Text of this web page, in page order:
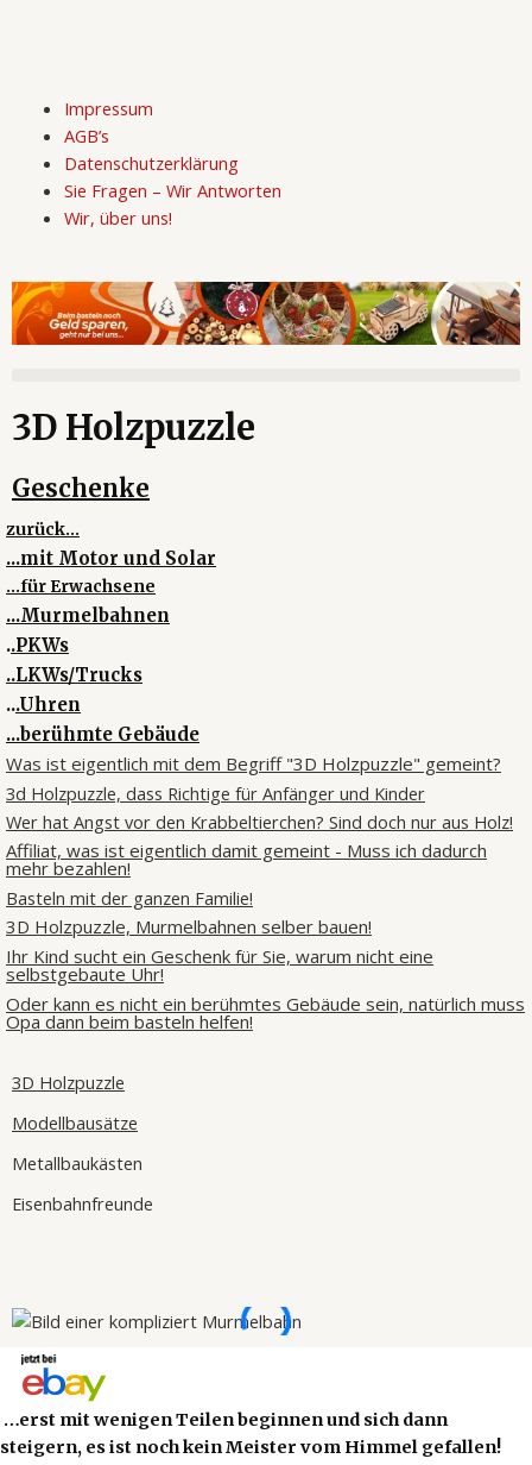
Impressum
AGB’s
Datenschutzerklärung
Sie Fragen – WirAntworten
Wir, über uns!
3D Holzpuzzle
Geschenke
zurück...
...mit Motor und Solar
...für Erwachsene
...Murmelbahnen
..PKWs
..LKWs/Trucks
...Uhren
...berühmte Gebäude
Was ist eigentlich mit dem Begriff "3D Holzpuzzle" gemeint?
3d Holzpuzzle, dass Richtige für Anfänger und Kinder
Wer hat Angst vor den Krabbeltierchen? Sind doch nur aus Holz!
Affiliat, was ist eigentlich damit gemeint - Muss ich dadurch
mehr bezahlen!
Basteln mit der ganzen Familie!
3D Holzpuzzle, Murmelbahnen selber bauen!
Ihr Kind sucht ein Geschenk für Sie, warum nicht eine
selbstgebaute Uhr!
Oder kann es nicht ein berühmtes Gebäude sein, natürlich muss
Opa dann beim basteln helfen!
3D Holzpuzzle
Modellbausätze
Metallbaukästen
Eisenbahnfreunde
…erst mit wenigen Teilen beginnen und sich dann
steigern, es ist noch kein Meister vom Himmel gefallen!